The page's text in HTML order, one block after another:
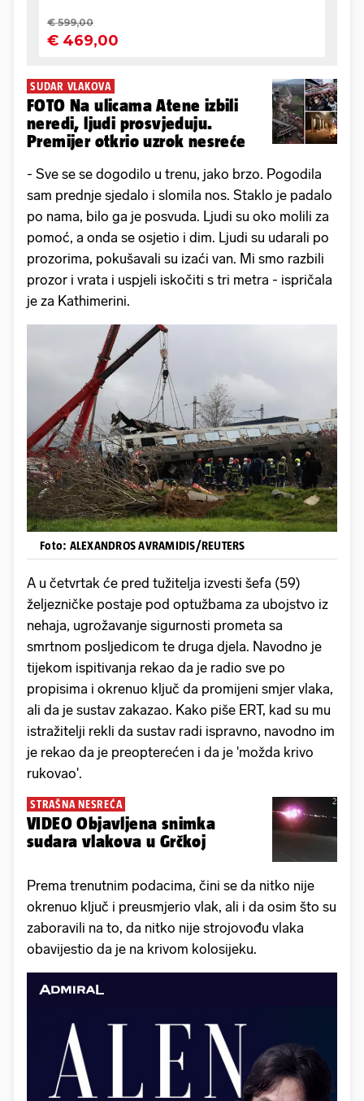
SUDAR VLAKOVA
FOTO Na ulicama Atene izbili
neredi, ljudi prosvjeduju.
Premijer otkrio uzrok nesreće
- Sve se se dogodilo u trenu, jako brzo. Pogodila
sam prednje sjedalo i slomila nos. Staklo je padalo
po nama, bilo ga je posvuda. Ljudi su oko molili za
pomoć, a onda se osjetio i dim. Ljudi su udarali po
prozorima, pokušavali su izaći van. Mi smo razbili
prozor i vrata i uspjeli iskočiti s tri metra - ispričala
je za Kathimerini.
Foto: ALEXANDROS AVRAMIDIS/REUTERS
A u četvrtak će pred tužitelja izvesti šefa (59)
željezničke postaje pod optužbama za ubojstvo iz
nehaja, ugrožavanje sigurnosti prometa sa
smrtnom posljedicom te druga djela. Navodno je
tijekom ispitivanja rekao da je radio sve po
propisima i okrenuo ključ da promijeni smjer vlaka,
ali da je sustav zakazao. Kako piše ERT, kad su mu
istražitelji rekli da sustav radi ispravno, navodno im
je rekao da je preopterećen i da je 'možda krivo
rukovao'.
STRAŠNA NESREĆA
VIDEO Objavljena snimka
sudara vlakova u Grčkoj
Prema trenutnim podacima, čini se da nitko nije
okrenuo ključ i preusmjerio vlak, ali i da osim što su
zaboravili na to, da nitko nije strojovođu vlaka
obavijestio da je na krivom kolosijeku.